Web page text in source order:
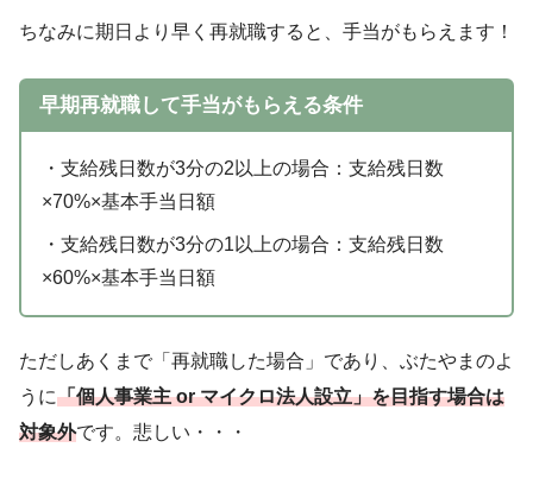
ちなみに期日より早く再就職すると、手当がもらえます！
早期再就職して手当がもらえる条件
・支給残日数が3分の2以上の場合：支給残日数
×70%×基本手当日額
・支給残日数が3分の1以上の場合：支給残日数
×60%×基本手当日額
ただしあくまで「再就職した場合」であり、ぶたやまのよ
うに「個人事業主 or マイクロ法人設立」を目指す場合は
対象外です。悲しい・・・